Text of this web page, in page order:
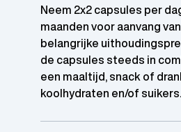
Neem 2x2 capsules per
maanden voor aanvang
belangrijke
de capsules steeds in
een maaltijd, snack of
koolhydraten en/of suikers.